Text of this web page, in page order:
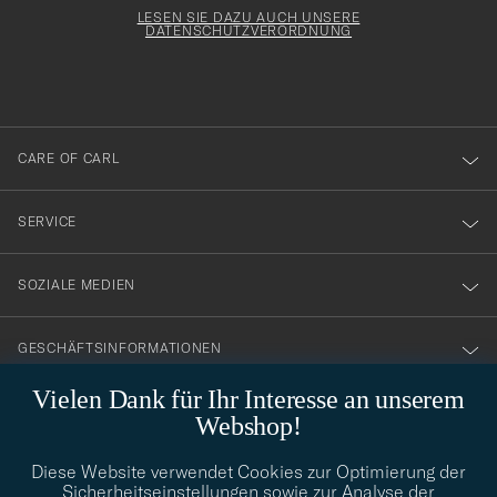
Vielen Dank für Ihr Interesse an unserem
Webshop!
Diese Website verwendet Cookies zur Optimierung der
Sicherheitseinstellungen sowie zur Analyse der
dig
till
vårt
nyhetsbrev!
LESEN SIE DAZU AUCH UNSERE
DATENSCHUTZVERORDNUNG
CARE OF CARL
SERVICE
SOZIALE MEDIEN
GESCHÄFTSINFORMATIONEN
Benötigen Sie Hilfe bei der Suche nach Ihrem persönlichen Stil?